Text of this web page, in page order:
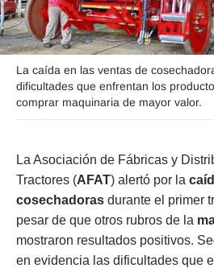
Seguinos
La caída en las ventas de
dificultades que enfrentan los
comprar maquinaria de mayor valor.
La Asociación de Fábricas y
Tractores (AFAT) alertó por la
cosechadoras durante el primer
pesar de que otros rubros de la
mostraron resultados positivos.
en evidencia las dificultades que